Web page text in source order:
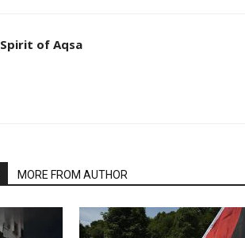
Spirit of Aqsa
MORE FROM AUTHOR